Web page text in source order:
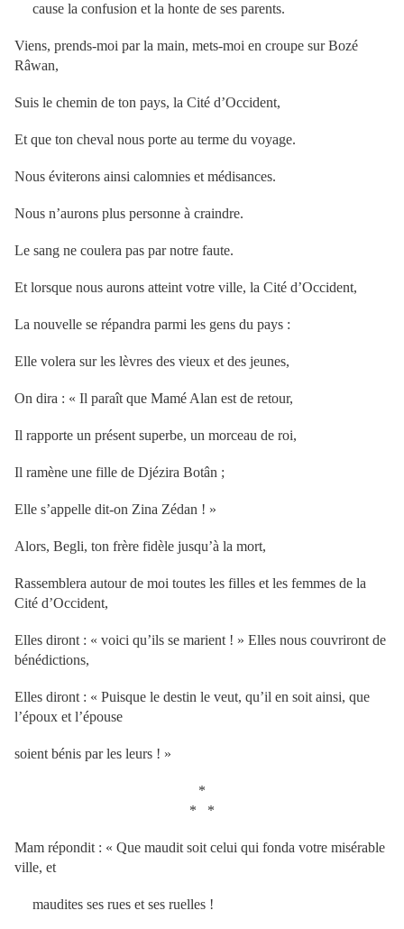
cause la confusion et la honte de ses parents.
Viens, prends-moi par la main, mets-moi en croupe sur Bozé
Râwan,
Suis le chemin de ton pays, la Cité d’Occident,
Et que ton cheval nous porte au terme du voyage.
Nous éviterons ainsi calomnies et médisances.
Nous n’aurons plus personne à craindre.
Le sang ne coulera pas par notre faute.
Et lorsque nous aurons atteint votre ville, la Cité d’Occident,
La nouvelle se répandra parmi les gens du pays :
Elle volera sur les lèvres des vieux et des jeunes,
On dira : « Il paraît que Mamé Alan est de retour,
Il rapporte un présent superbe, un morceau de roi,
Il ramène une fille de Djézira Botân ;
Elle s’appelle dit-on Zina Zédan ! »
Alors, Begli, ton frère fidèle jusqu’à la mort,
Rassemblera autour de moi toutes les filles et les femmes de la
Cité d’Occident,
Elles diront : « voici qu’ils se marient ! » Elles nous couvriront de
bénédictions,
Elles diront : « Puisque le destin le veut, qu’il en soit ainsi, que
l’époux et l’épouse
soient bénis par les leurs ! »
*
* *
Mam répondit : « Que maudit soit celui qui fonda votre misérable
ville, et
maudites ses rues et ses ruelles !